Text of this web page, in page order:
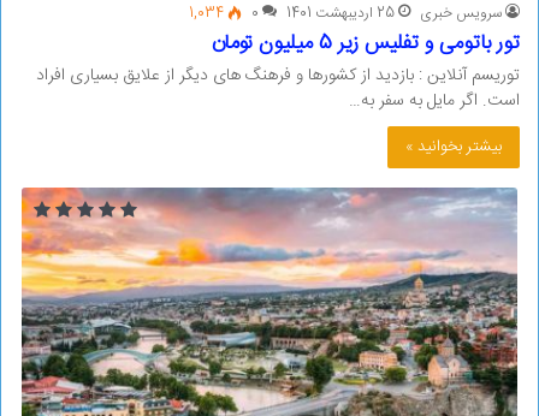
سرویس خبری 25 اردیبهشت 1401 0
1,034
تور باتومی و تفلیس زیر 5 میلیون تومان
توریسم آنلاین : بازدید از کشورها و فرهنگ های دیگر از علایق بسیاری افراد
است. اگر مایل به سفر به…
بیشتر بخوانید »